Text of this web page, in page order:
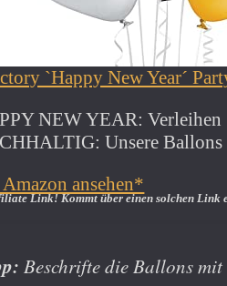
`Happy New Year´
NEW YEAR:
Unsere Ballons
ansehen*
Link! Kommt über einen solchen Link
Beschrifte die Ballons